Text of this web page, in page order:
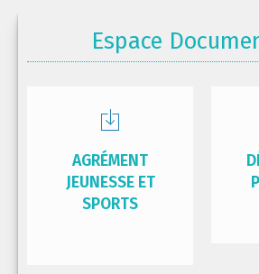
Espace
AGRÉMENT
JEUNESSE ET
SPORTS